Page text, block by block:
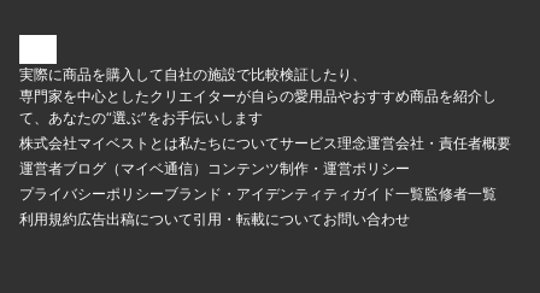
実際に商品を購入して自社の施設で比較検証したり、
専門家を中心としたクリエイターが自らの愛用品やおすすめ商品を紹介し
て、あなたの“選ぶ”をお手伝いします
株式会社マイベストとは私たちについてサービス理念運営会社・責任者概要
運営者ブログ（マイベ通信） コンテンツ制作・運営ポリシー
プライバシーポリシーブランド・アイデンティティ ガイド一覧監修者一覧
利用規約広告出稿について引用・転載についてお問い合わせ